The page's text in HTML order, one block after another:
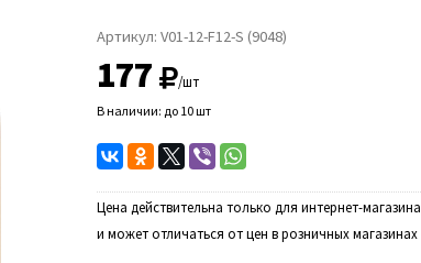
Артикул: V01-12-F12-S (9048)
177 /шт
В наличии: до 10 шт
Цена действительна только для интернет-магазина
и может отличаться от цен в розничных магазинах